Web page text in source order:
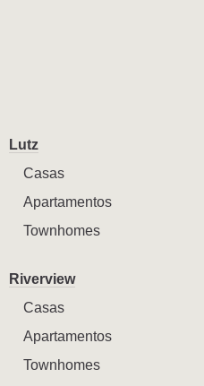
Lutz
Casas
Apartamentos
Townhomes
Riverview
Casas
Apartamentos
Townhomes